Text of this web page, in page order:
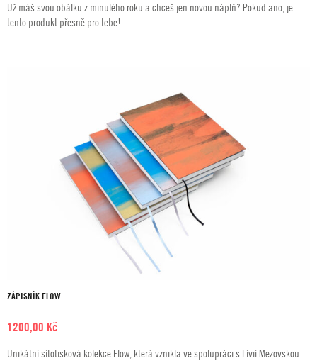
380,00 Kč
až
Už máš svou obálku z minulého roku a chceš jen novou náplň? Pokud ano, je
tento produkt přesně pro tebe!
ZÁPISNÍK FLOW
1200,00 Kč
Unikátní sítotisková kolekce Flow, která vznikla ve spolupráci s Lívií Mezovskou.